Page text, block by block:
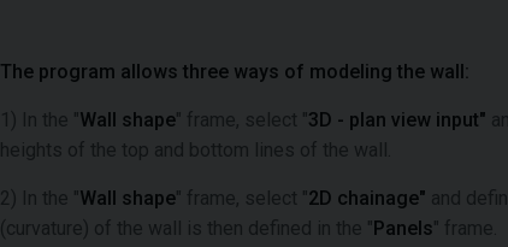
The program allows three ways of modeling the wall:
1) In the "Wall shape" frame, select "3D - plan view input"
heights of the top and bottom lines of the wall.
2) In the "Wall shape" frame, select "2D chainage" and
(curvature) of the wall is then defined in the "Panels" frame.